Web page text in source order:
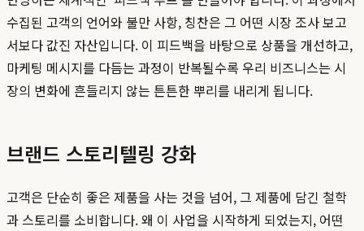
수집된 고객의 언어와 불만 사항, 칭찬은 그 어떤 시장 조사 보고
서보다 값진 자산입니다. 이 피드백을 바탕으로 상품을 개선하고,
마케팅 메시지를 다듬는 과정이 반복될수록 우리 비즈니스는 시
장의 변화에 흔들리지 않는 튼튼한 뿌리를 내리게 됩니다.
브랜드 스토리텔링 강화
고객은 단순히 좋은 제품을 사는 것을 넘어, 그 제품에 담긴 철학
과 스토리를 소비합니다. 왜 이 사업을 시작하게 되었는지, 어떤